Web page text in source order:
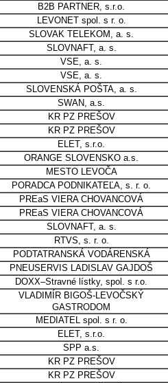
B2B PARTNER, s.r.o.
LEVONET spol. s r. o.
SLOVAK TELEKOM, a. s.
SLOVNAFT, a. s.
VSE, a. s.
VSE, a. s.
SLOVENSKÁ POŠTA, a. s.
SWAN, a.s.
KR PZ PREŠOV
KR PZ PREŠOV
ELET, s.r.o.
ORANGE SLOVENSKO a.s.
MESTO LEVOČA
PORADCA PODNIKATEĽA, s. r. o.
PREaS VIERA CHOVANCOVÁ
PREaS VIERA CHOVANCOVÁ
SLOVNAFT, a. s.
RTVS, s. r. o.
PODTATRANSKÁ VODÁRENSKÁ
PNEUSERVIS LADISLAV GAJDOŠ
DOXX–Stravné lístky, spol. s r.o.
VLADIMÍR BIGOŠ-LEVOČSKÝ
GASTRODOM
MEDIATEL spol. s r. o.
ELET, s.r.o.
SPP a.s.
KR PZ PREŠOV
KR PZ PREŠOV